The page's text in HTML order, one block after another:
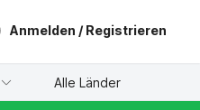
Anmelden / Registrieren
Alle Länder